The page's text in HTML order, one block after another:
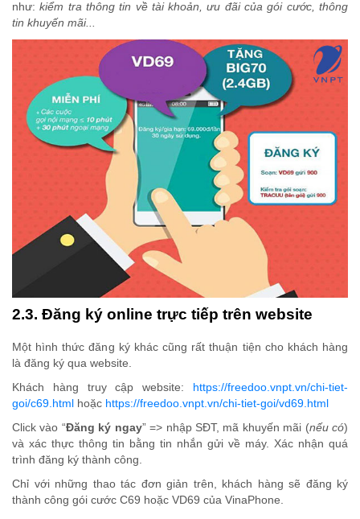
như:kiểm tra thông tin về tài khoản, ưu đãi của gói cước, thông
tin khuyến mãi...
2.3. Đăng ký online trực tiếp trên website
Một hình thức đăng ký khác cũng rất thuận tiện cho khách hàng
là đăng ký qua website.
Khách hàng truy cập website: https://freedoo.vnpt.vn/chi-tiet-
goi/c69.html hoặc https://freedoo.vnpt.vn/chi-tiet-goi/vd69.html
Click vào “Đăng ký ngay” => nhập SĐT, mã khuyến mãi (nếu có)
và xác thực thông tin bằng tin nhắn gửi về máy. Xác nhận quá
trình đăng ký thành công.
Chỉ với những thao tác đơn giản trên, khách hàng sẽ đăng ký
thành công gói cước C69 hoặc VD69 của VinaPhone.